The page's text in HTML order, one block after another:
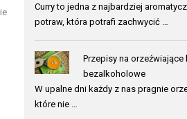
Curry to jedna z najbardziej
potraw, która potrafi zachwycić …
Przepisy na orzeźwiające
bezalkoholowe
W upalne dni każdy z nas pragnie
które nie …